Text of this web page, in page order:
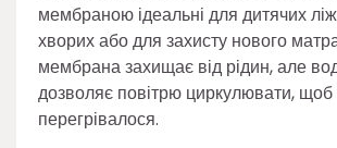
мембраною ідеальні для дитячих
хворих або для захисту нового
мембрана захищає від рідин, але
дозволяє повітрю циркулювати, щоб
перегрівалося.